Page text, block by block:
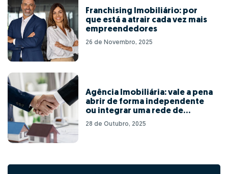
Franchising Imobiliário: por
que está a atrair cada vez mais
empreendedores
26 de Novembro, 2025
Agência Imobiliária: vale a pena
abrir de forma independente
ou integrar uma rede de
franchising?
28 de Outubro, 2025